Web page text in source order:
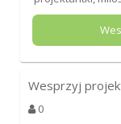
Wesprzyj
0